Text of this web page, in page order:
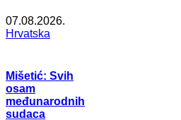
07.08.2026.
Hrvatska
Mišetić: Svih
osam
međunarodnih
sudaca